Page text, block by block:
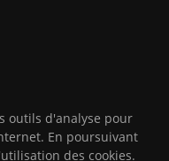
outils d'analyse pour
En poursuivant
des cookies.